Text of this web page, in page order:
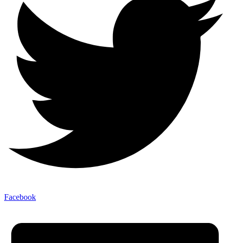
Facebook